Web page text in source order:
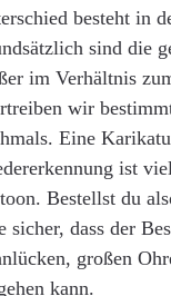
besteht in
sind die
im Verhältnis
wir
Eine
ist
Bestellst du
sicher, dass der
großen
kann.